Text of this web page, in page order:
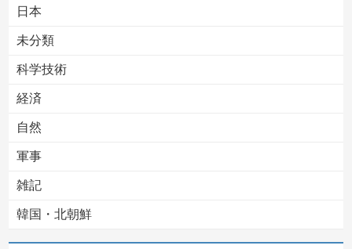
日本
未分類
科学技術
経済
自然
軍事
雑記
韓国・北朝鮮